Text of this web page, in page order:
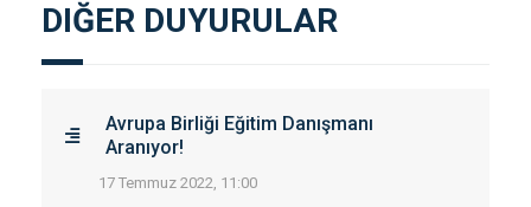
DIĞER DUYURULAR
Avrupa Birliği Eğitim Danışmanı
Aranıyor!
17 Temmuz 2022, 11:00